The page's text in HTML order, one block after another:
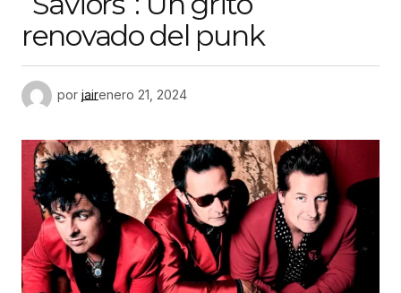
renovado del punk
por jairenero 21, 2024